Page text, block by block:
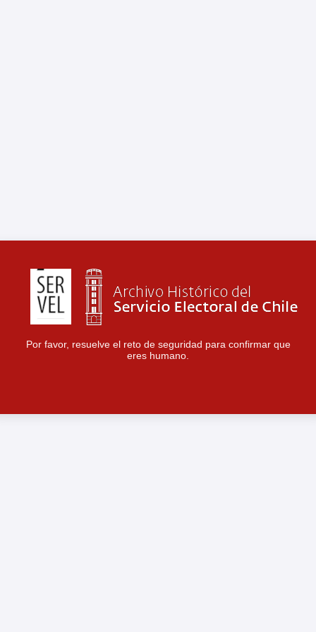
Por favor, resuelve el reto de seguridad para confirmar que
eres humano.